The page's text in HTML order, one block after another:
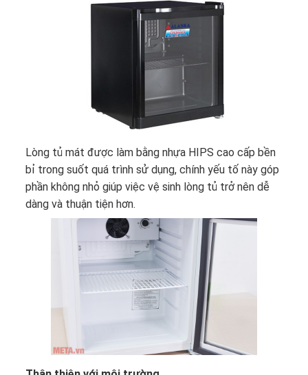
Lòng tủ mát được làm bằng nhựa HIPS cao cấp bền
bỉ trong suốt quá trình sử dụng, chính yếu tố này góp
phần không nhỏ giúp việc vệ sinh lòng tủ trở nên dễ
dàng và thuận tiện hơn.